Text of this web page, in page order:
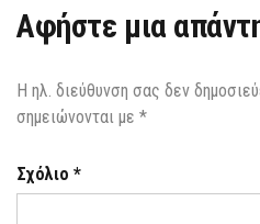
Αφήστε μια
Η ηλ. διεύθυνση σας δεν
σημειώνονται με *
Σχόλιο *